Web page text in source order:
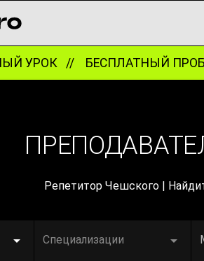
УРОК //БЕСПЛАТНЫЙ
Репетитор Чешского |
Специализации